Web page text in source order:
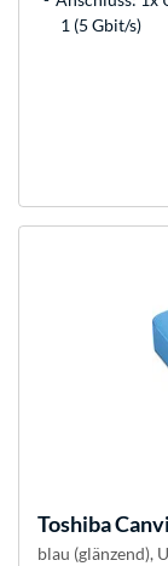
1 (5 Gbit/s)
Toshiba
blau (glänzend),